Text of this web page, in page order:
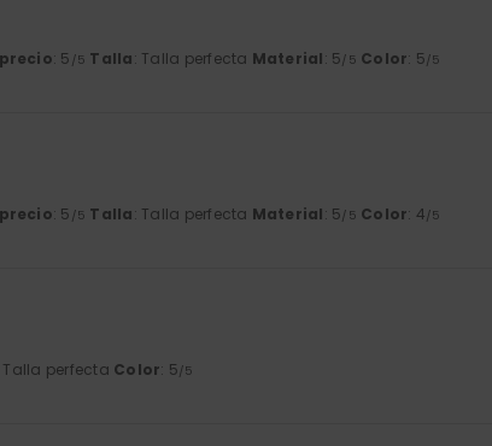
: 5 /5 Talla: Talla perfecta Material: 5/5 Color: 5/5
: 5 /5 Talla: Talla perfecta Material: 5/5 Color: 4/5
Talla perfecta Color: 5/5